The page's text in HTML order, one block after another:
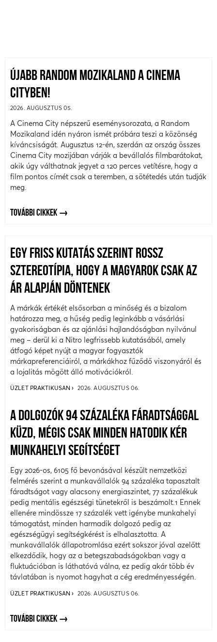
ÚJABB RANDOM MOZIKALAND A CINEMA
CITYBEN!
2026. AUGUSZTUS 05.
A Cinema City népszerű eseménysorozata, a Random
Mozikaland idén nyáron ismét próbára teszi a közönség
kíváncsiságát. Augusztus 12-én, szerdán az ország összes
Cinema City mozijában várják a bevállalós filmbarátokat,
akik úgy válthatnak jegyet a 120 perces vetítésre, hogy a
film pontos címét csak a teremben, a sötétedés után tudják
meg.
TOVÁBBI CIKKEK
EGY FRISS KUTATÁS SZERINT ROSSZ
SZTEREOTÍPIA, HOGY A MAGYAROK CSAK AZ
ÁR ALAPJÁN DÖNTENEK
A márkák értékét elsősorban a minőség és a bizalom
határozza meg, a hűség pedig leginkább a vásárlási
gyakoriságban és az ajánlási hajlandóságban nyilvánul
meg – derül ki a Nitro legfrissebb kutatásából, amely
átfogó képet nyújt a magyar fogyasztók
márkapreferenciáiról, a márkákhoz fűződő viszonyáról és
a lojalitás mögött álló motivációkról.
ÜZLET PRAKTIKUSAN 2026. AUGUSZTUS 06.
A DOLGOZÓK 94 SZÁZALÉKA FÁRADTSÁGGAL
KÜZD, MÉGIS CSAK MINDEN HATODIK KÉR
MUNKAHELYI SEGÍTSÉGET
Egy 2026-os, 6105 fő bevonásával készült nemzetközi
felmérés szerint a munkavállalók 94 százaléka tapasztalt
fáradtságot vagy alacsony energiaszintet, 77 százalékuk
pedig mentális egészségi tünetekről is beszámolt.1 Ennek
ellenére mindössze 17 százalék vett igénybe munkahelyi
támogatást, minden harmadik dolgozó pedig az
egészségügyi segítségkérést is elhalasztotta. A
munkavállalók állapotromlása ezért sokszor jóval azelőtt
elkezdődik, hogy az a betegszabadságokban vagy a
fluktuációban is láthatóvá válna, ez pedig akár több év
távlatában is nyomot hagyhat a cég eredményességén.
ÜZLET PRAKTIKUSAN 2026. AUGUSZTUS 06.
TOVÁBBI CIKKEK